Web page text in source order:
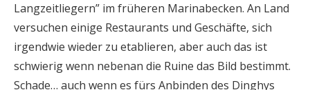
Langzeitliegern” im früheren Marinabecken. An Land
versuchen einige Restaurants und Geschäfte, sich
irgendwie wieder zu etablieren, aber auch das ist
schwierig wenn nebenan die Ruine das Bild bestimmt.
Schade… auch wenn es fürs Anbinden des Dinghys